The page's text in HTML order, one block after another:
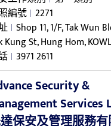
編號 2271
Shop 11, 1/F, Tak Wun
Kung St, Hung Hom,
3971 2611
Security &
Services